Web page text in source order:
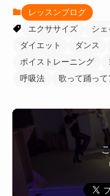
レッスンブログ
エクササイズ
シ
ダイエット
ダンス
ボイストレーニング
呼吸法
歌って踊っ